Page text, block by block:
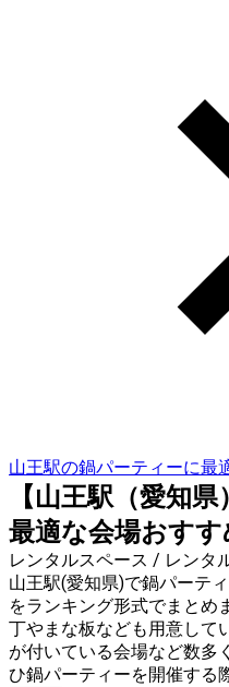
山王駅の鍋パーティーに最
【山王駅（愛知
最適な会場おすす
レンタルスペース / レンタ
山王駅(愛知県)で鍋パーテ
をランキング形式でまとめ
丁やまな板なども用意して
が付いている会場など数多
ひ鍋パーティーを開催する